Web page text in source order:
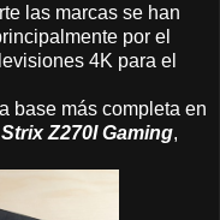
las marcas se han
por el
4K para el
base más completa en
Z270I Gaming,